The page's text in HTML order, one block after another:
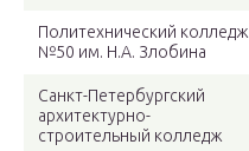
Политехнический колледж
№50 им. Н.А. Злобина
Санкт-Петербургский
архитектурно-
строительный колледж